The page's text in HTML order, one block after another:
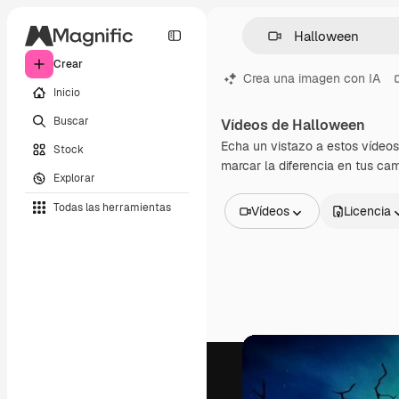
Crear
Inicio
Buscar
Stock
Explorar
Todas las herramientas
Crea una imagen con IA
Vídeos de Halloween
Echa un vistazo a estos
marcar la diferencia en tus
Vídeos
Vídeos
Clips de vídeo
Motion graphics
Plantillas de vídeos
Licencia